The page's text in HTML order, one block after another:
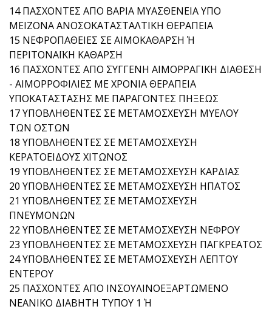
14 ΠΑΣΧΟΝΤΕΣ ΑΠΟ ΒΑΡΙΑ ΜΥΑΣΘΕΝΕΙΑ ΥΠΟ
ΜΕΙΖΟΝΑ ΑΝΟΣΟΚΑΤΑΣΤΑΛΤΙΚΗ ΘΕΡΑΠΕΙΑ
15 ΝΕΦΡΟΠΑΘΕΙΕΣ ΣΕ ΑΙΜΟΚΑΘΑΡΣΗ Ή
ΠΕΡΙΤΟΝΑΪΚΗ ΚΑΘΑΡΣΗ
16 ΠΑΣΧΟΝΤΕΣ ΑΠΟ ΣΥΓΓΕΝΗ ΑΙΜΟΡΡΑΓΙΚΗ ΔΙΑΘΕΣΗ
- ΑΙΜΟΡΡΟΦΙΛΙΕΣ ΜΕ ΧΡΟΝΙΑ ΘΕΡΑΠΕΙΑ
ΥΠΟΚΑΤΑΣΤΑΣΗΣ ΜΕ ΠΑΡΑΓΟΝΤΕΣ ΠΗΞΕΩΣ
17 ΥΠΟΒΛΗΘΕΝΤΕΣ ΣΕ ΜΕΤΑΜΟΣΧΕΥΣΗ ΜΥΕΛΟΥ
ΤΩΝ ΟΣΤΩΝ
18 ΥΠΟΒΛΗΘΕΝΤΕΣ ΣΕ ΜΕΤΑΜΟΣΧΕΥΣΗ
ΚΕΡΑΤΟΕΙΔΟΥΣ ΧΙΤΩΝΟΣ
19 ΥΠΟΒΛΗΘΕΝΤΕΣ ΣΕ ΜΕΤΑΜΟΣΧΕΥΣΗ ΚΑΡΔΙΑΣ
20 ΥΠΟΒΛΗΘΕΝΤΕΣ ΣΕ ΜΕΤΑΜΟΣΧΕΥΣΗ ΗΠΑΤΟΣ
21 ΥΠΟΒΛΗΘΕΝΤΕΣ ΣΕ ΜΕΤΑΜΟΣΧΕΥΣΗ
ΠΝΕΥΜΟΝΩΝ
22 ΥΠΟΒΛΗΘΕΝΤΕΣ ΣΕ ΜΕΤΑΜΟΣΧΕΥΣΗ ΝΕΦΡΟΥ
23 ΥΠΟΒΛΗΘΕΝΤΕΣ ΣΕ ΜΕΤΑΜΟΣΧΕΥΣΗ ΠΑΓΚΡΕΑΤΟΣ
24 ΥΠΟΒΛΗΘΕΝΤΕΣ ΣΕ ΜΕΤΑΜΟΣΧΕΥΣΗ ΛΕΠΤΟΥ
ΕΝΤΕΡΟΥ
25 ΠΑΣΧΟΝΤΕΣ ΑΠΟ ΙΝΣΟΥΛΙΝΟΕΞΑΡΤΩΜΕΝΟ
ΝΕΑΝΙΚΟ ΔΙΑΒΗΤΗ ΤΥΠΟΥ 1 Ή